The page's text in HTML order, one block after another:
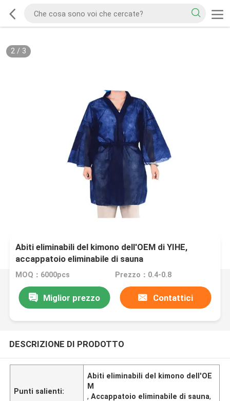
2/ 3
Abiti eliminabili del kimono dell'OEM di YIHE,
accappatoio eliminabile di sauna
MOQ：6000pcs Prezzo：0.4-0.8
Miglior prezzo Contattici
DESCRIZIONE DI PRODOTTO
Punti salienti:
Abiti eliminabili del kimono dell'OE
M
,Accappatoio eliminabile di sauna,